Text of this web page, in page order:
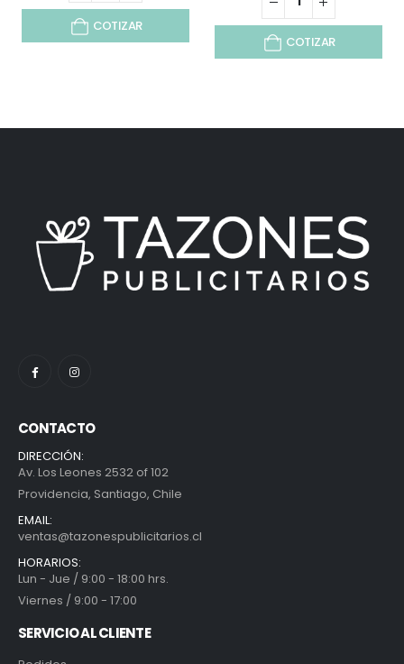
COTIZAR
COTIZAR
CONTACTO
DIRECCIÓN:
Av. Los Leones 2532 of 102
Providencia, Santiago, Chile
EMAIL:
ventas@tazonespublicitarios.cl
HORARIOS:
Lun - Jue / 9:00 - 18:00 hrs.
Viernes / 9:00 - 17:00
SERVICIO AL CLIENTE